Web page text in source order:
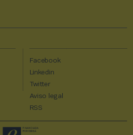
Facebook
Linkedin
Twitter
Aviso legal
RSS